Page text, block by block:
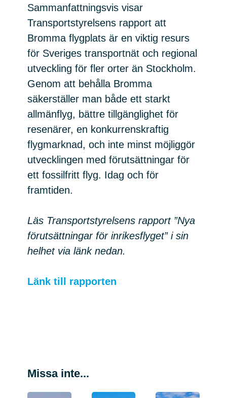
Sammanfattningsvis visar
Transportstyrelsens rapport att
Bromma flygplats är en viktig resurs
för Sveriges transportnät och regional
utveckling för fler orter än Stockholm.
Genom att behålla Bromma
säkerställer man både ett starkt
allmänflyg, bättre tillgänglighet för
resenärer, en konkurrenskraftig
flygmarknad, och inte minst möjliggör
utvecklingen med förutsättningar för
ett fossilfritt flyg. Idag och för
framtiden.
Läs Transportstyrelsens rapport ”Nya
förutsättningar för inrikesflyget” i sin
helhet via länk nedan.
Länk till rapporten
Missa inte...